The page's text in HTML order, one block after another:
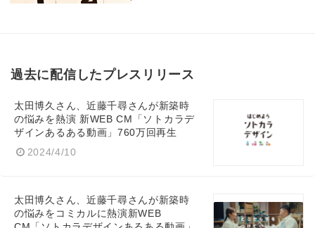
過去に配信したプレスリリース
太田博久さん、近藤千尋さんが新築時
の悩みを熱演 新WEB CM「ソトカラデ
ザインあるある動画」760万回再生
2024/4/10
太田博久さん、近藤千尋さんが新築時
の悩みをコミカルに熱演新WEB